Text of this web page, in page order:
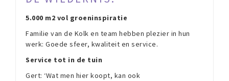
5.000 m2 vol groeninspiratie
Familie van de Kolk en team hebben plezier in hun
werk: Goede sfeer, kwaliteit en service.
Service tot in de tuin
Gert: ‘Wat men hier koopt, kan ook